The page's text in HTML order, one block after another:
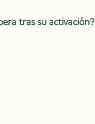
tras su activación?